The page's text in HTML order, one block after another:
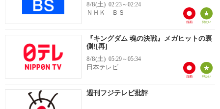
8/8(土) 02:23～02:24
ＮＨＫ ＢＳ
『キングダム 魂の決戦』メガヒットの裏
側![再]
8/8(土) 05:29～05:34
日本テレビ
週刊フジテレビ批評